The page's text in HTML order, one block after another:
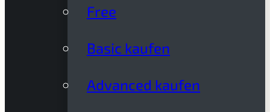
Free
Basic kaufen
Advanced kaufen